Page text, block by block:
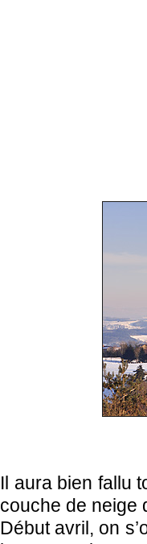
Il aura bien fallu
couche de neige
Début avril, on